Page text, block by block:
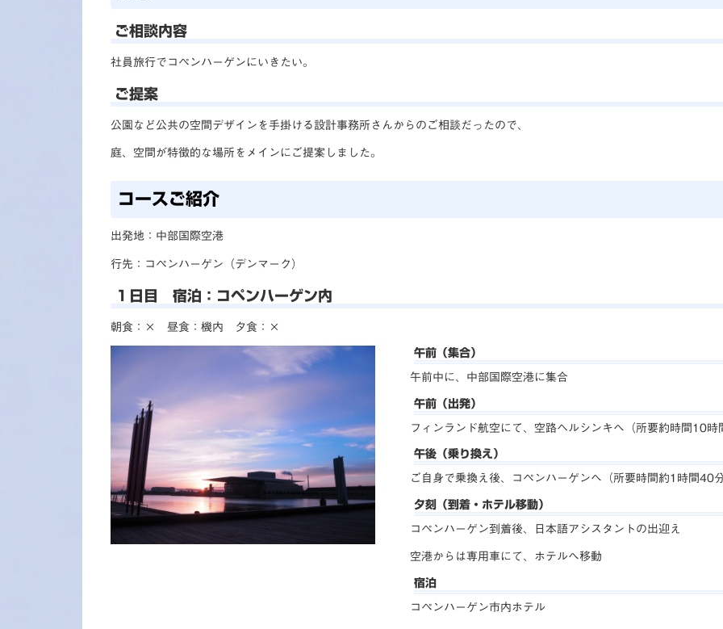
ご相談内容
社員旅行でコペンハーゲンにいきたい。
ご提案
公園など公共の空間デザインを手掛ける設計事務所さんからのご相談だったので、
庭、空間が特徴的な場所をメインにご提案しました。
コースご紹介
出発地：中部国際空港
行先：コペンハーゲン（デンマーク）
１日目 宿泊：コペンハーゲン内
朝食：× 昼食：機内 夕食：×
午前（集合）
午前中に、中部国際空港に集合
午前（出発）
フィンランド航空にて、空路ヘルシンキへ（所要約時間10時
午後（乗り換え）
ご自身で乗換え後、コペンハーゲンへ（所要時間約1時間40
夕刻（到着・ホテル移動）
コペンハーゲン到着後、日本語アシスタントの出迎え
空港からは専用車にて、ホテルへ移動
宿泊
コペンハーゲン市内ホテル